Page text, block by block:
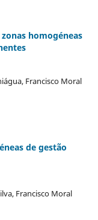
homogéneas
Francisco Moral
de gestão
Francisco Moral